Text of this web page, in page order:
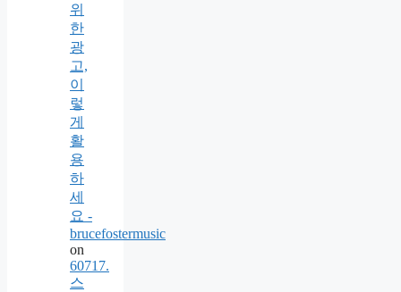
위
한
광
고,
이
렇
게
활
용
하
세
요 -
brucefostermusic
on
60717.
스